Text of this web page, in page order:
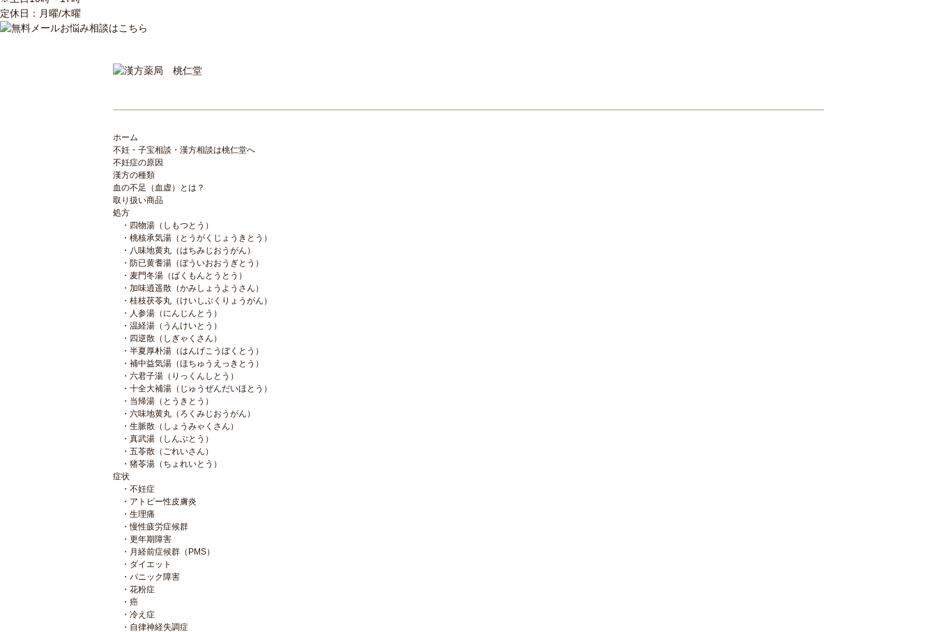
定休日：月曜/木曜
ホーム
不妊・子宝相談・漢方相談は桃仁堂へ
不妊症の原因
漢方の種類
血の不足（血虚）とは？
取り扱い商品
処方
四物湯（しもつとう）
桃核承気湯（とうがくじょうきとう）
八味地黄丸（はちみじおうがん）
防已黄耆湯（ぼういおおうぎとう）
麦門冬湯（ばくもんとうとう）
加味逍遥散（かみしょうようさん）
桂枝茯苓丸（けいしぶくりょうがん）
人参湯（にんじんとう）
温経湯（うんけいとう）
四逆散（しぎゃくさん）
半夏厚朴湯（はんげこうぼくとう）
補中益気湯（ほちゅうえっきとう）
六君子湯（りっくんしとう）
十全大補湯（じゅうぜんだいほとう）
当帰湯（とうきとう）
六味地黄丸（ろくみじおうがん）
生脈散（しょうみゃくさん）
真武湯（しんぶとう）
五苓散（ごれいさん）
猪苓湯（ちょれいとう）
症状
不妊症
アトピー性皮膚炎
生理痛
慢性疲労症候群
更年期障害
月経前症候群（PMS）
ダイエット
パニック障害
花粉症
癌
冷え症
自律神経失調症